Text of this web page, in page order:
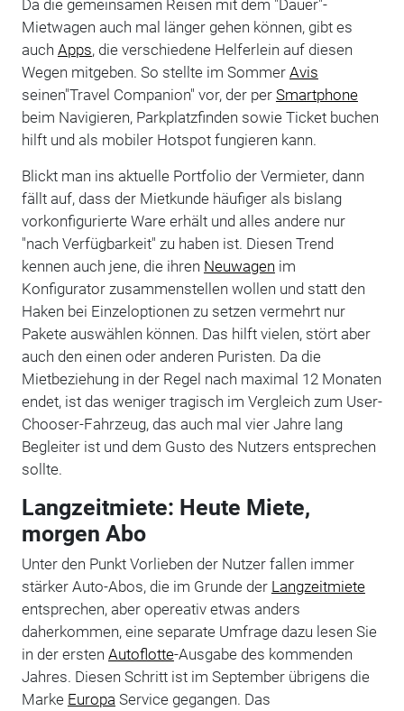
Da die gemeinsamen Reisen mit dem "Dauer"-
Mietwagen auch mal länger gehen können, gibt es
auch Apps, die verschiedene Helferlein auf diesen
Wegen mitgeben. So stellte im Sommer Avis
seinen"Travel Companion" vor, der per Smartphone
beim Navigieren, Parkplatzfinden sowie Ticket buchen
hilft und als mobiler Hotspot fungieren kann.
Blickt man ins aktuelle Portfolio der Vermieter, dann
fällt auf, dass der Mietkunde häufiger als bislang
vorkonfigurierte Ware erhält und alles andere nur
"nach Verfügbarkeit" zu haben ist. Diesen Trend
kennen auch jene, die ihren Neuwagen im
Konfigurator zusammenstellen wollen und statt den
Haken bei Einzeloptionen zu setzen vermehrt nur
Pakete auswählen können. Das hilft vielen, stört aber
auch den einen oder anderen Puristen. Da die
Mietbeziehung in der Regel nach maximal 12 Monaten
endet, ist das weniger tragisch im Vergleich zum User-
Chooser-Fahrzeug, das auch mal vier Jahre lang
Begleiter ist und dem Gusto des Nutzers entsprechen
sollte.
Langzeitmiete: Heute Miete,
morgen Abo
Unter den Punkt Vorlieben der Nutzer fallen immer
stärker Auto-Abos, die im Grunde der Langzeitmiete
entsprechen, aber opereativ etwas anders
daherkommen, eine separate Umfrage dazu lesen Sie
in der ersten Autoflotte-Ausgabe des kommenden
Jahres. Diesen Schritt ist im September übrigens die
Marke Europa Service gegangen. Das